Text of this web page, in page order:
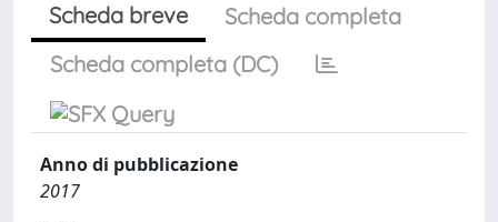
Scheda breve
Scheda completa
Scheda completa (DC)
Anno di pubblicazione
2017